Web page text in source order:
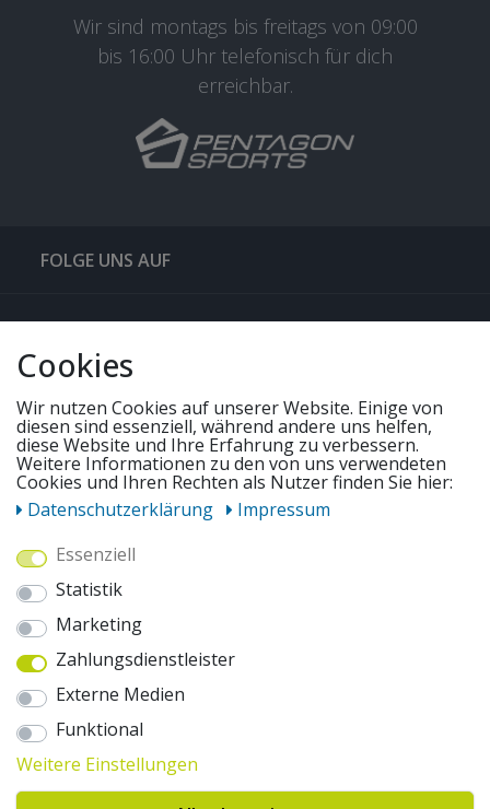
Wir sind montags bis freitags von 09:00
bis 16:00 Uhr telefonisch für dich
erreichbar.
FOLGE UNS AUF
QUICKLINKS & TIPPS
UNSERE ANGEBOTE
WIR VERSENDEN MIT
AUSZEICHNUNGEN & SICHERHEIT
© 2026 pentagonsports.de
Pentagon Sports GmbH & Co. KG
Daten­schutz­erklärung
Hinweise zur Batterieentsorgung
Cookies
Wir nutzen Cookies auf unserer Website. Einige von
diesen sind essenziell, während andere uns helfen,
diese Website und Ihre Erfahrung zu verbessern.
Weitere Informationen zu den von uns verwendeten
Cookies und Ihren Rechten als Nutzer finden Sie hier:
Daten­schutz­erklärung
Impressum
Essenziell
Statistik
Marketing
Zahlungsdienstleister
Externe Medien
Funktional
Weitere Einstellungen